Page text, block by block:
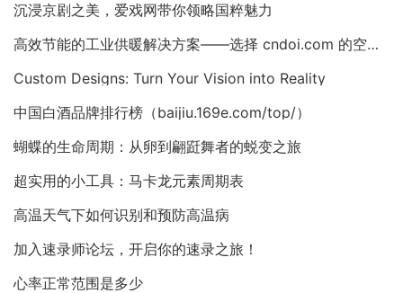
沉浸京剧之美，爱戏网带你领略国粹魅力
高效节能的工业供暖解决方案——选择 cndoi.com 的空气对空气换热器与AHU
Custom Designs: Turn Your Vision into Reality
中国白酒品牌排行榜（baijiu.169e.com/top/）
蝴蝶的生命周期：从卵到翩跹舞者的蜕变之旅
超实用的小工具：马卡龙元素周期表
高温天气下如何识别和预防高温病
加入速录师论坛，开启你的速录之旅！
心率正常范围是多少